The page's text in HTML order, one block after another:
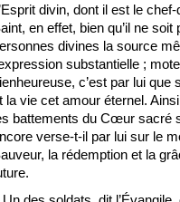
divin, dont il est le
en effet, bien qu’il ne
divines la source
substantielle ;
c’est par lui que
la vie cet amour éternel.
battements du Cœur sacré
verse-t-il par lui sur le
la rédemption et la